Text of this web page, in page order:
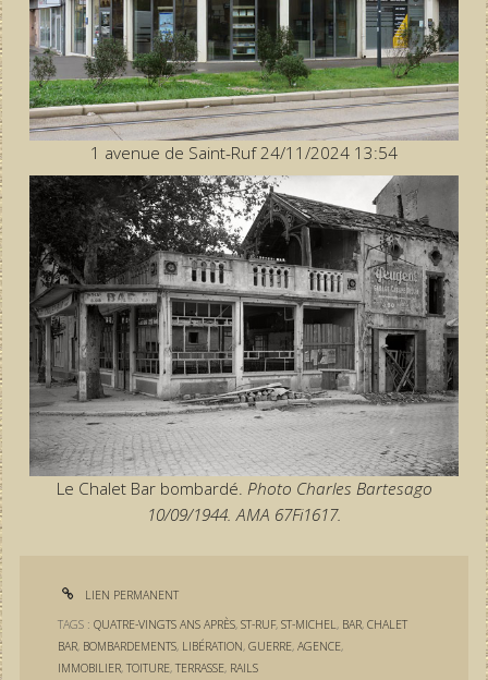
1 avenue de Saint-Ruf 24/11/2024 13:54
Le Chalet Bar bombardé. Photo Charles Bartesago
10/09/1944. AMA 67Fi1617.
LIEN PERMANENT
TAGS :QUATRE-VINGTS ANS APRÈS,ST-RUF,ST-MICHEL, BAR,CHALET
BAR, BOMBARDEMENTS, LIBÉRATION,GUERRE,AGENCE,
IMMOBILIER,TOITURE,TERRASSE, RAILS